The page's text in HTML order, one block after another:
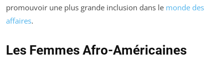
promouvoir une plus grande inclusion dans le monde des
affaires.
Les Femmes Afro-Américaines